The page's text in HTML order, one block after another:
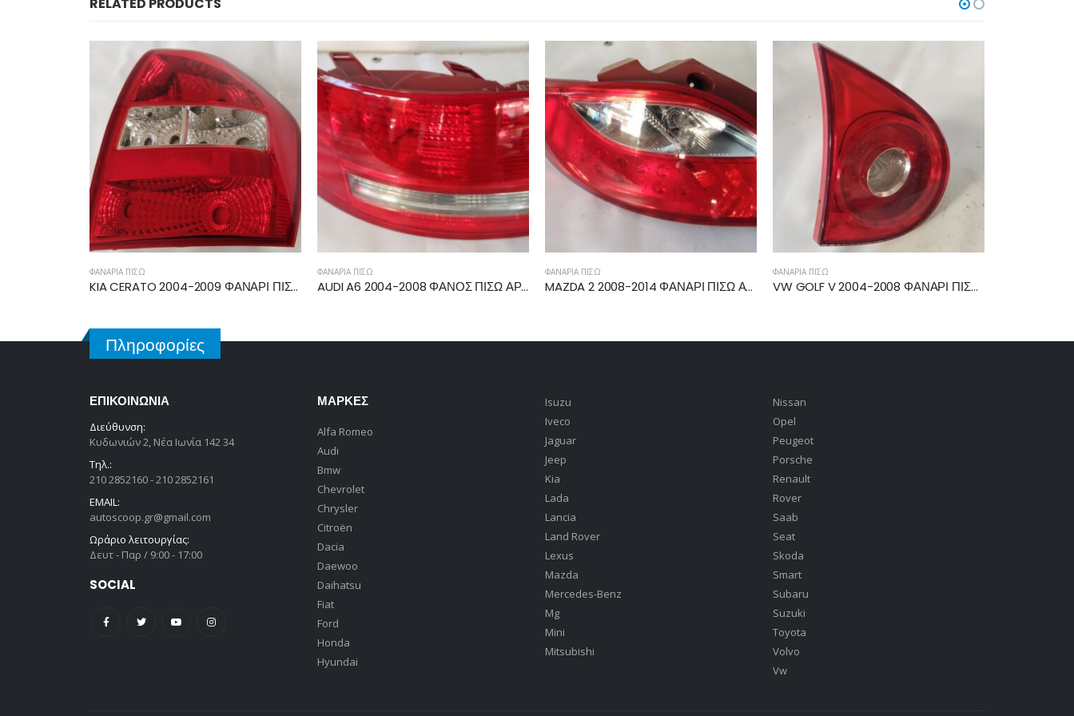
ΦΑΝΆΡΙΑ ΠΊΣΩ
AUDI A6 2004-2008 ΦΑΝΟΣ ΠΙΣΩ ΑΡΙΣΤΕΡΟ 4F5945095D
ΦΑΝΆΡΙΑ ΠΊΣΩ
MAZDA 2 2008-2014 ΦΑΝΑΡΙ ΠΙΣΩ ΑΡΙΣΤΕΡΟ D65115160D
ΦΑΝΆΡΙΑ ΠΊΣΩ
VW GOLF V 2004-2008 ΦΑΝΑΡΙ ΠΙΣΩ ΑΡΙΣΤΕΡΟ ΕΣΩΤΕΡΙΚΟ 1K6945093E
ΦΑΝΆΡΙΑ ΠΊΣΩ
FORD FOCUS 2008-2011 ΦΑΝΑΡΙ ΠΙΣΩ ΑΡΙΣΤΕΡΟ 8M5113405AD
Πληροφορίες
ΕΠΙΚΟΙΝΩΝΊΑ
Διεύθυνση:
Κυδωνιών 2, Νέα Ιωνία 142 34
Τηλ.:
210 2852160 - 210 2852161
EMAIL:
autoscoop.gr@gmail.com
Ωράριο λειτουργίας:
Δευτ - Παρ / 9:00 - 17:00
SOCIAL
ΜΆΡΚΕΣ
Alfa Romeo
Audi
Bmw
Chevrolet
Chrysler
Citroën
Dacia
Daewoo
Daihatsu
Fiat
Ford
Honda
Hyundai
Isuzu
Iveco
Jaguar
Jeep
Kia
Lada
Lancia
Land Rover
Lexus
Mazda
Mercedes-Benz
Mg
Mini
Mitsubishi
Nissan
Opel
Peugeot
Porsche
Renault
Rover
Saab
Seat
Skoda
Smart
Subaru
Suzuki
Toyota
Volvo
Vw